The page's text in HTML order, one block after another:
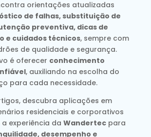
orientações atualizadas
de falhas, substituição de
preventiva, dicas de
e cuidados técnicos, sempre com
de qualidade e segurança.
é oferecer conhecimento
, auxiliando na escolha do
para cada necessidade.
descubra aplicações em
residenciais e corporativos
experiência da Wandertecpara
desempenho e